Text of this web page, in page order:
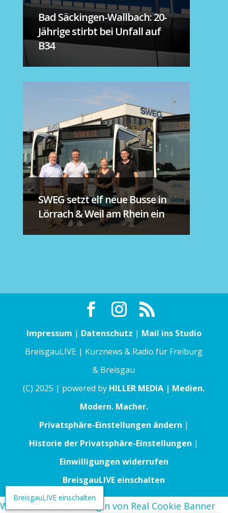
Bad Säckingen-Wallbach: 20-
Jährige stirbt bei Unfall auf
B34
SWEG setzt elf neue Busse in
Lörrach & Weil am Rhein ein
Impressum | Datenschutz | Mail ins Studio
BreisgauLIVE | Kurznews & Radio für Freiburg
& Breisgau
(C) 2025 | powered by HILLER MEDIA | Medien.
Modern. Macher.
Privatsphäre-Einstellungen ändern |
Historie der Privatsphäre-Einstellungen |
Einwilligungen widerrufen
BreisgauLIVE einschalten
BreisgauLIVE einschalten
WordPress Cookie Plugin von Real Cookie Banner